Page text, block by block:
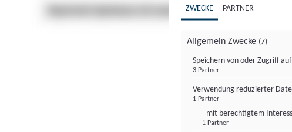
ZWECKE PARTNER
Allgemein Zwecke (7)
Speichern von oder Zugriff
3 Partner
Verwendung reduzierter
1 Partner
- mit berechtigtem
1 Partner